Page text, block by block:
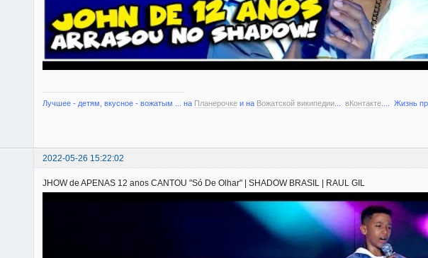
Лучшее - детям, вкусное - вожатым ... на Планерочке и на Вожатской википедии вКонтакте .... Жизнь
2022-05-26 15:22:02
JHOW de APENAS 12 anos CANTOU "Só De Olhar" | SHADOW BRASIL | RAUL GIL